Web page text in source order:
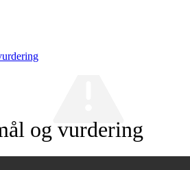
og vurdering